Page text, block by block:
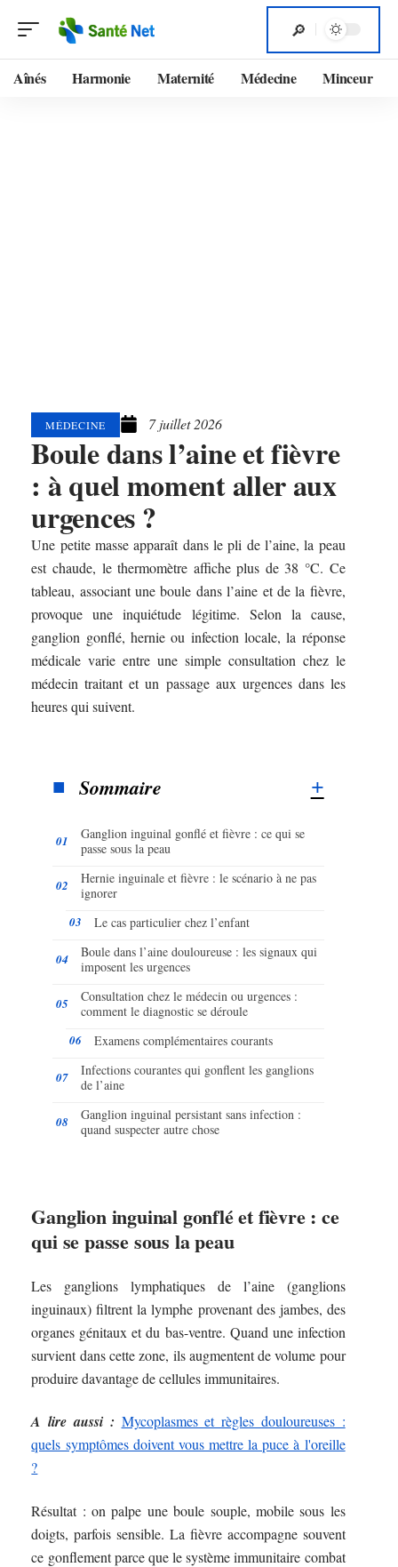
Aînés Harmonie Maternité Médecine Minceur
MÉDECINE 7 juillet 2026
Boule dans l’aine et fièvre
: à quel moment aller aux
urgences ?
Une petite masse apparaît dans le pli de l’aine, la peau
est chaude, le thermomètre affiche plus de 38 °C. Ce
tableau, associant une boule dans l’aine et de la fièvre,
provoque une inquiétude légitime. Selon la cause,
ganglion gonflé, hernie ou infection locale, la réponse
médicale varie entre une simple consultation chez le
médecin traitant et un passage aux urgences dans les
heures qui suivent.
Sommaire
Ganglion inguinal gonflé et fièvre : ce qui se
passe sous la peau
Hernie inguinale et fièvre : le scénario à ne pas
ignorer
Le cas particulier chez l’enfant
Boule dans l’aine douloureuse : les signaux qui
imposent les urgences
Consultation chez le médecin ou urgences :
comment le diagnostic se déroule
Examens complémentaires courants
Infections courantes qui gonflent les ganglions
de l’aine
Ganglion inguinal persistant sans infection :
quand suspecter autre chose
Ganglion inguinal gonflé et fièvre : ce
qui se passe sous la peau
Les ganglions lymphatiques de l’aine (ganglions
inguinaux) filtrent la lymphe provenant des jambes, des
organes génitaux et du bas-ventre. Quand une infection
survient dans cette zone, ils augmentent de volume pour
produire davantage de cellules immunitaires.
A lire aussi : Mycoplasmes et règles douloureuses :
quels symptômes doivent vous mettre la puce à l'oreille
?
Résultat : on palpe une boule souple, mobile sous les
doigts, parfois sensible. La fièvre accompagne souvent
ce gonflement parce que le système immunitaire combat